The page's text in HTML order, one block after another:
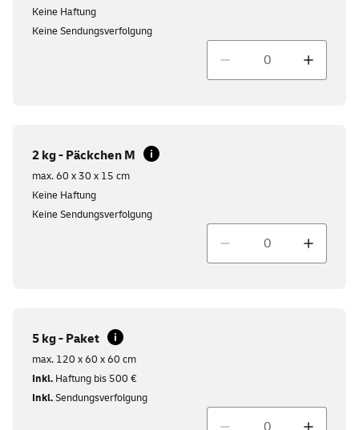
Keine Haftung
Keine Sendungsverfolgung
2 kg - Päckchen M
max. 60 x 30 x 15 cm
Keine Haftung
Keine Sendungsverfolgung
5 kg - Paket
max. 120 x 60 x 60 cm
Inkl. Haftung bis 500 €
Inkl.Sendungsverfolgung